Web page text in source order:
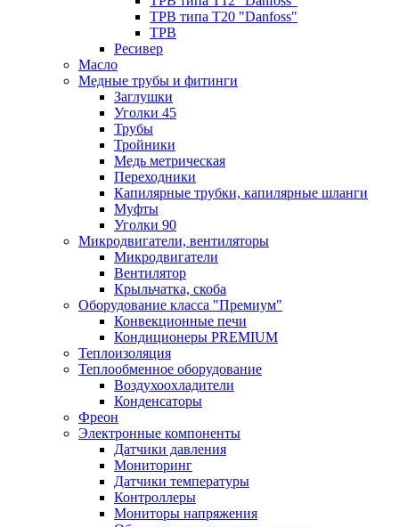
ТРВ типа Т20 "Danfoss"
ТРВ
Ресивер
Масло
Медные трубы и фитинги
Заглушки
Уголки 45
Трубы
Тройники
Медь метрическая
Переходники
Капилярные трубки, капилярные шланги
Муфты
Уголки 90
Микродвигатели, вентиляторы
Микродвигатели
Вентилятор
Крыльчатка, скоба
Оборудование класса "Премиум"
Конвекционные печи
Кондиционеры PREMIUM
Теплоизоляция
Теплообменное оборудование
Воздухоохладители
Конденсаторы
Фреон
Электронные компоненты
Датчики давления
Мониторинг
Датчики температуры
Контроллеры
Мониторы напряжения